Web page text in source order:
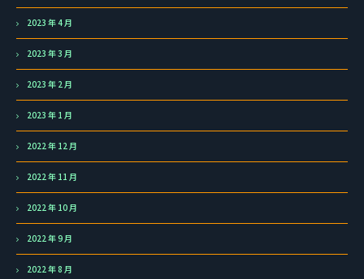
2023 年 4 月
2023 年 3 月
2023 年 2 月
2023 年 1 月
2022 年 12 月
2022 年 11 月
2022 年 10 月
2022 年 9 月
2022 年 8 月